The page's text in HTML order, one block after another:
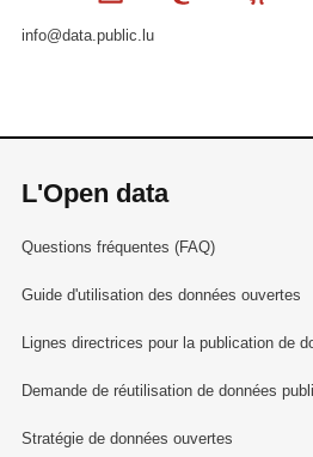
info@data.public.lu
L'Open data
Questions fréquentes (FAQ)
Guide d'utilisation des données ouvertes
Lignes directrices pour la publication de
Demande de réutilisation de données
Stratégie de données ouvertes